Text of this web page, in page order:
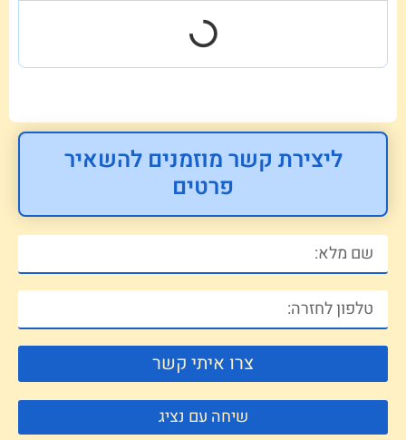
ליצירת קשר מוזמנים להשאיר
פרטים
צרו איתי קשר
שיחה עם נציג